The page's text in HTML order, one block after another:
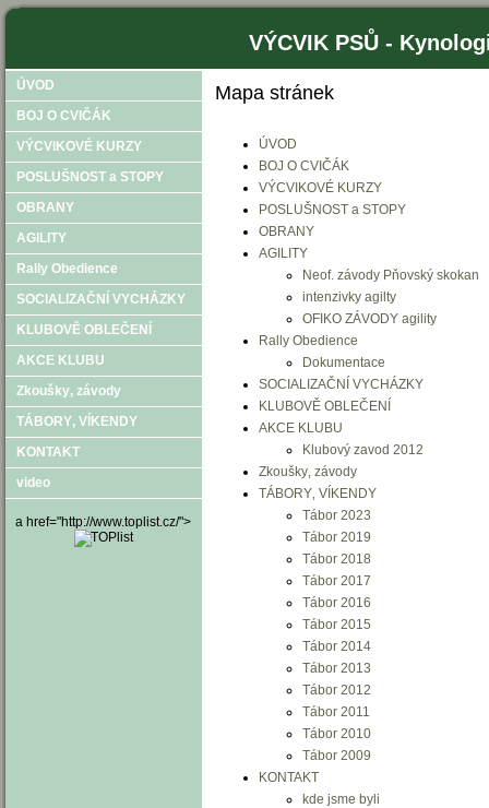
VÝCVIK PSŮ -
ÚVOD
BOJ O CVIČÁK
VÝCVIKOVÉ KURZY
POSLUŠNOST a STOPY
OBRANY
AGILITY
Rally Obedience
SOCIALIZAČNÍ VYCHÁZKY
KLUBOVĚ OBLEČENÍ
AKCE KLUBU
Zkoušky‚ závody
TÁBORY‚ VÍKENDY
KONTAKT
video
a href="http://www.toplist.cz/">
Mapa stránek
ÚVOD
BOJ O CVIČÁK
VÝCVIKOVÉ KURZY
POSLUŠNOST a STOPY
OBRANY
AGILITY
Neof. závody Pňovský skokan
intenzivky agilty
OFIKO ZÁVODY agility
Rally Obedience
Dokumentace
SOCIALIZAČNÍ VYCHÁZKY
KLUBOVĚ OBLEČENÍ
AKCE KLUBU
Klubový zavod 2012
Zkoušky‚ závody
TÁBORY‚ VÍKENDY
Tábor 2023
Tábor 2019
Tábor 2018
Tábor 2017
Tábor 2016
Tábor 2015
Tábor 2014
Tábor 2013
Tábor 2012
Tábor 2011
Tábor 2010
Tábor 2009
KONTAKT
kde jsme byli